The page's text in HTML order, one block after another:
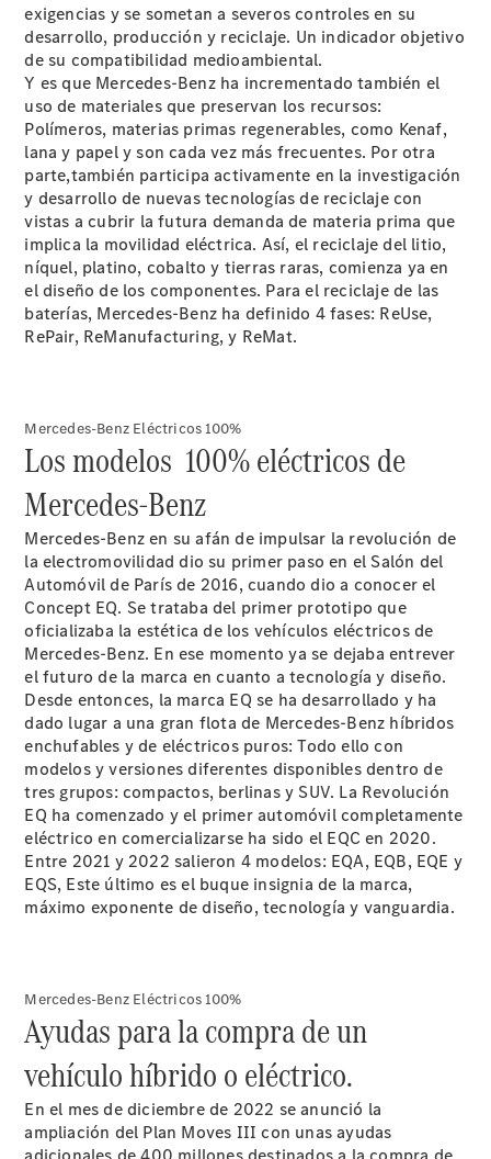
comercial
Servicios
para
Empresas
AMG
Performance
Center
Mercedes-
AMG
Presente y
futuro de
AMG
Un hombre.
Un motor
Información
básica
Protección
de Datos de
Star Madrid
Actualidad
Noticias
Eventos
exigencias y se sometan a severos controles en su
desarrollo, producción y reciclaje. Un indicador objetivo
de su compatibilidad medioambiental.
Y es que Mercedes-Benz ha incrementado también el
uso de materiales que preservan los recursos:
Polímeros, materias primas regenerables, como Kenaf,
lana y papel y son cada vez más frecuentes. Por otra
parte,también participa activamente en la investigación
y desarrollo de nuevas tecnologías de reciclaje con
vistas a cubrir la futura demanda de materia prima que
implica la movilidad eléctrica. Así, el reciclaje del litio,
níquel, platino, cobalto y tierras raras, comienza ya en
el diseño de los componentes. Para el reciclaje de las
baterías, Mercedes-Benz ha definido 4 fases: ReUse,
RePair, ReManufacturing, y ReMat.
Mercedes-Benz Eléctricos 100%
Los modelos 100% eléctricos de
Mercedes-Benz
Mercedes-Benz en su afán de impulsar la revolución de
la electromovilidad dio su primer paso en el Salón del
Automóvil de París de 2016, cuando dio a conocer el
Concept EQ. Se trataba del primer prototipo que
oficializaba la estética de los vehículos eléctricos de
Mercedes-Benz. En ese momento ya se dejaba entrever
el futuro de la marca en cuanto a tecnología y diseño.
Desde entonces, la marca EQ se ha desarrollado y ha
dado lugar a una gran flota de Mercedes-Benz híbridos
enchufables y de eléctricos puros: Todo ello con
modelos y versiones diferentes disponibles dentro de
tres grupos: compactos, berlinas y SUV. La Revolución
EQ ha comenzado y el primer automóvil completamente
eléctrico en comercializarse ha sido el EQC en 2020.
Entre 2021 y 2022 salieron 4 modelos: EQA, EQB, EQE y
EQS, Este último es el buque insignia de la marca,
máximo exponente de diseño, tecnología y vanguardia.
Mercedes-Benz Eléctricos 100%
Ayudas para la compra de un
vehículo híbrido o eléctrico.
En el mes de diciembre de 2022 se anunció la
ampliación del Plan Moves III con unas ayudas